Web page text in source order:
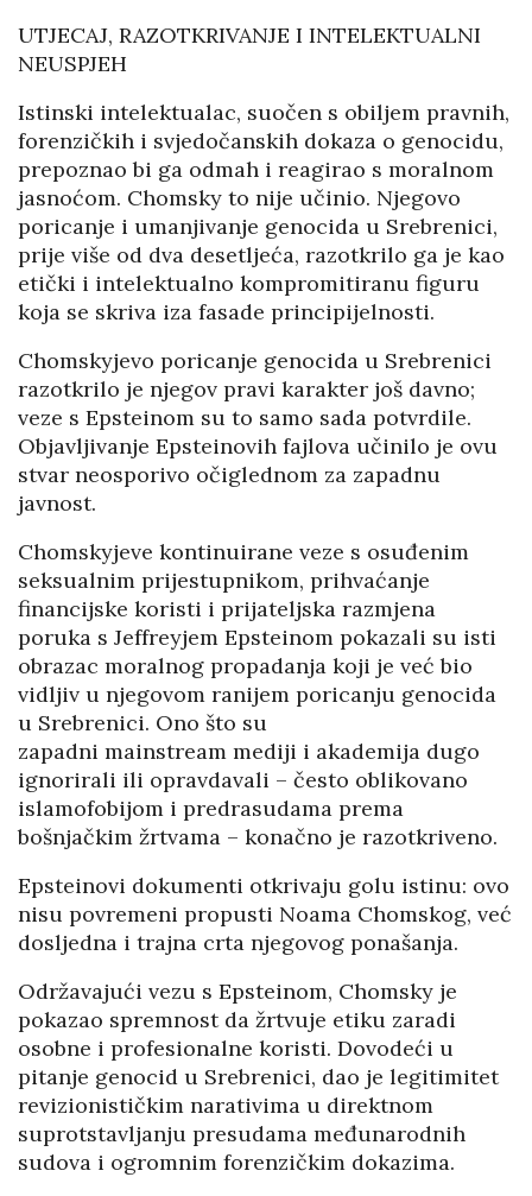
UTJECAJ, RAZOTKRIVANJE I INTELEKTUALNI
NEUSPJEH
Istinski intelektualac, suočen s obiljem pravnih,
forenzičkih i svjedočanskih dokaza o genocidu,
prepoznao bi ga odmah i reagirao s moralnom
jasnoćom. Chomsky to nije učinio. Njegovo
poricanje i umanjivanje genocida u Srebrenici,
prije više od dva desetljeća, razotkrilo ga je kao
etički i intelektualno kompromitiranu figuru
koja se skriva iza fasade principijelnosti.
Chomskyjevo poricanje genocida u Srebrenici
razotkrilo je njegov pravi karakter još davno;
veze s Epsteinom su to samo sada potvrdile.
Objavljivanje Epsteinovih fajlova učinilo je ovu
stvar neosporivo očiglednom za zapadnu
javnost.
Chomskyjeve kontinuirane veze s osuđenim
seksualnim prijestupnikom, prihvaćanje
financijske koristi i prijateljska razmjena
poruka s Jeffreyjem Epsteinom pokazali su isti
obrazac moralnog propadanja koji je već bio
vidljiv u njegovom ranijem poricanju genocida
u Srebrenici. Ono što su
zapadni mainstream mediji i akademija dugo
ignorirali ili opravdavali – često oblikovano
islamofobijom i predrasudama prema
bošnjačkim žrtvama – konačno je razotkriveno.
Epsteinovi dokumenti otkrivaju golu istinu: ovo
nisu povremeni propusti Noama Chomskog, već
dosljedna i trajna crta njegovog ponašanja.
Održavajući vezu s Epsteinom, Chomsky je
pokazao spremnost da žrtvuje etiku zaradi
osobne i profesionalne koristi. Dovodeći u
pitanje genocid u Srebrenici, dao je legitimitet
revizionističkim narativima u direktnom
suprotstavljanju presudama međunarodnih
sudova i ogromnim forenzičkim dokazima.